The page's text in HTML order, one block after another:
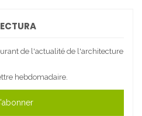
de l'actualité de l'architecture
hebdomadaire.